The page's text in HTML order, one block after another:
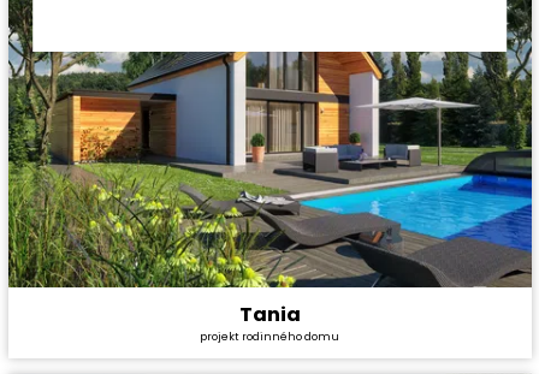
Dispozice:
5+1
Tania
projekt rodinného domu